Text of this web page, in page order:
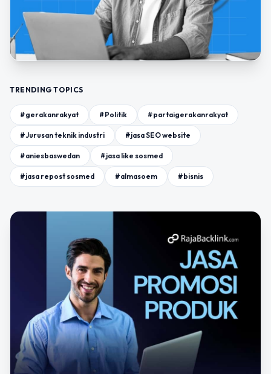
TRENDING TOPICS
#gerakanrakyat #Politik #partaigerakanrakyat
#Jurusan teknik industri #jasa SEO website
#aniesbaswedan #jasa like sosmed
#jasa repost sosmed #almasoem #bisnis